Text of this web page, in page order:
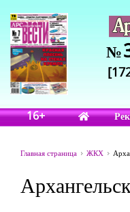
№
16+
Главная страница ЖКХ